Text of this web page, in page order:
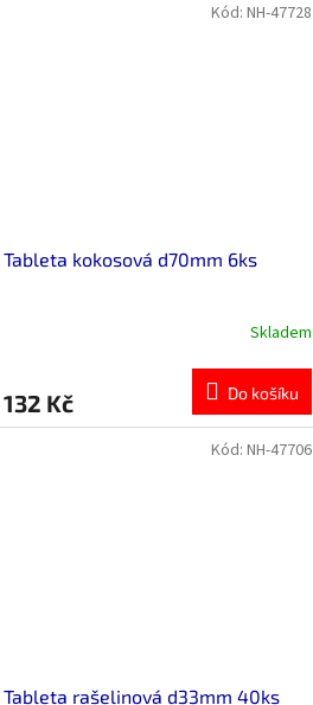
Tableta kokosová d70mm 6ks
Skladem
132 Kč Do košíku
Kód: NH-47728
Tableta rašelinová d33mm 40ks
Kód: NH-47706